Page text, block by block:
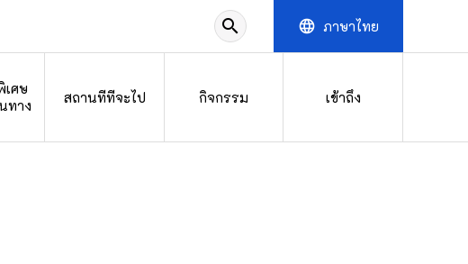
search language ภาษาไทย
ศษ
ทาง
สถานที่ที่จะไป กิจกรรม เข้าถึง